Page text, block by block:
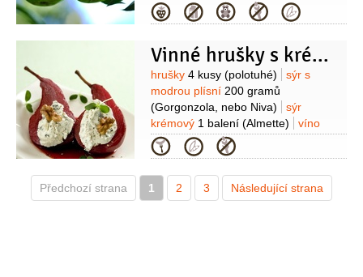
(hvězdička)
skořice(celá
kousek)
hřebíček4 kusy
Kategorie
Vinné hrušky s krémovou gorgonzolou
Suroviny
hrušky 4 kusy (polotuhé)
sýr s
modrou plísní 200 gramů
(Gorgonzola, nebo Niva)
sýr
krémový 1 balení (Almette)
víno
červené6 decilitrů
krupice100 gramů
moučka škrobová
2 kusy
(svitky) ořechy vlašské(na
ozdobení)
Kategorie
Předchozí strana 1 2 3 Následující strana